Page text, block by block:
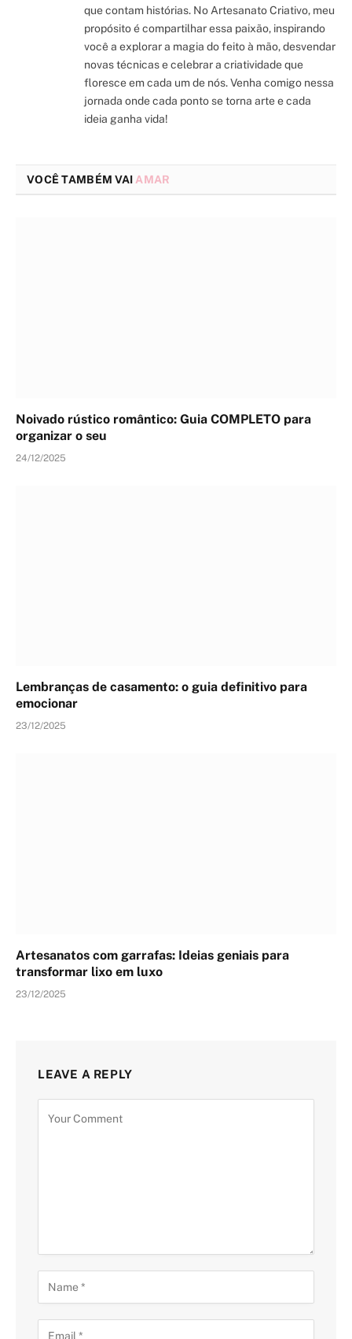
que contam histórias. No Artesanato Criativo, meu
propósito é compartilhar essa paixão, inspirando
você a explorar a magia do feito à mão, desvendar
novas técnicas e celebrar a criatividade que
floresce em cada um de nós. Venha comigo nessa
jornada onde cada ponto se torna arte e cada
ideia ganha vida!
VOCÊ TAMBÉM VAIAMAR
Noivado rústico romântico: Guia COMPLETO para
organizar o seu
24/12/2025
Lembranças de casamento: o guia definitivo para
emocionar
23/12/2025
Artesanatos com garrafas: Ideias geniais para
transformar lixo em luxo
23/12/2025
LEAVE A REPLY